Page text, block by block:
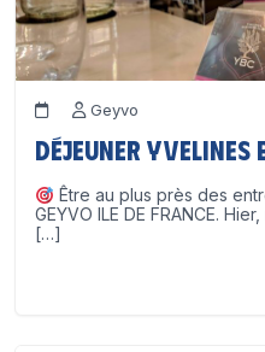
Geyvo
Déjeuner Yvelines
Être au plus près des
GEYVO ILE DE FRANCE.
[…]